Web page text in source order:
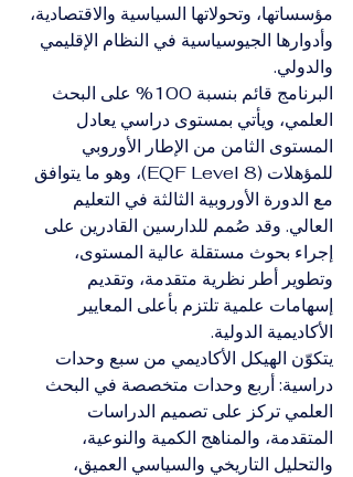
مؤسساتها، وتحولاتها السياسية والاقتصادية،
وأدوارها الجيوسياسية في النظام الإقليمي
والدولي.
البرنامج قائم بنسبة 100% على البحث
العلمي، ويأتي بمستوى دراسي يعادل
المستوى الثامن من الإطار الأوروبي
للمؤهلات (EQF Level 8)، وهو ما يتوافق
مع الدورة الأوروبية الثالثة في التعليم
العالي. وقد صُمم للدارسين القادرين على
إجراء بحوث مستقلة عالية المستوى،
وتطوير أطر نظرية متقدمة، وتقديم
إسهامات علمية تلتزم بأعلى المعايير
الأكاديمية الدولية.
يتكوّن الهيكل الأكاديمي من سبع وحدات
دراسية: أربع وحدات متخصصة في البحث
العلمي تركز على تصميم الدراسات
المتقدمة، والمناهج الكمية والنوعية،
والتحليل التاريخي والسياسي العميق،